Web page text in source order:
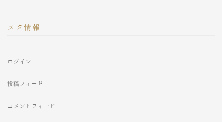
メタ情報
ログイン
投稿フィード
コメントフィード